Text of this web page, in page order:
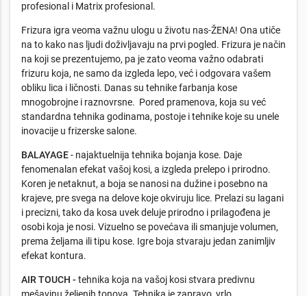
profesional i Matrix profesional.
Frizura igra veoma važnu ulogu u životu nas-ŽENA! Ona utiče
na to kako nas ljudi doživljavaju na prvi pogled. Frizura je način
na koji se prezentujemo, pa je zato veoma važno odabrati
frizuru koja, ne samo da izgleda lepo, već i odgovara vašem
obliku lica i ličnosti. Danas su tehnike farbanja kose
mnogobrojne i raznovrsne. Pored pramenova, koja su već
standardna tehnika godinama, postoje i tehnike koje su unele
inovacije u frizerske salone.
BALAYAGE- najaktuelnija tehnika bojanja kose. Daje
fenomenalan efekat vašoj kosi, a izgleda prelepo i prirodno.
Koren je netaknut, a boja se nanosi na dužine i posebno na
krajeve, pre svega na delove koje okviruju lice. Prelazi su lagani
i precizni, tako da kosa uvek deluje prirodno i prilagođena je
osobi koja je nosi. Vizuelno se povećava ili smanjuje volumen,
prema željama ili tipu kose. Igre boja stvaraju jedan zanimljiv
efekat kontura.
AIR TOUCH - tehnika koja na vašoj kosi stvara predivnu